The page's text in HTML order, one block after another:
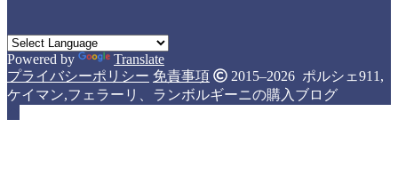
Powered by
Translate
プライバシーポリシー 免責事項
2015–2026 ポルシェ911,
ケイマン,フェラーリ、ランボルギーニの購入ブログ